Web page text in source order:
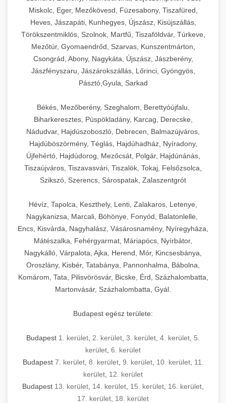
Miskolc, Eger, Mezőkövesd, Füzesabony, Tiszafüred,
Heves, Jászapáti, Kunhegyes, Újszász, Kisújszállás,
Törökszentmiklós, Szolnok, Martfű, Tiszaföldvár, Túrkeve,
Mezőtúr, Gyomaendrőd, Szarvas, Kunszentmárton,
Csongrád, Abony, Nagykáta, Újszász, Jászberény,
Jászfényszaru, Jászárokszállás, Lőrinci, Gyöngyös,
Pásztó,Gyula, Sarkad
Békés, Mezőberény, Szeghalom, Berettyóújfalu,
Biharkeresztes, Püspökladány, Karcag, Derecske,
Nádudvar, Hajdúszoboszló, Debrecen, Balmazújváros,
Hajdúböszörmény, Téglás, Hajdúhadház, Nyíradony,
Újfehértó, Hajdúdorog, Mezőcsát, Polgár, Hajdúnánás,
Tiszaújváros, Tiszavasvári, Tiszalök, Tokaj, Felsőzsolca,
Szikszó, Szerencs, Sárospatak, Zalaszentgrót
Hévíz, Tapolca, Keszthely, Lenti, Zalakaros, Letenye,
Nagykanizsa, Marcali, Böhönye, Fonyód, Balatonlelle,
Encs, Kisvárda, Nagyhalász, Vásárosnamény, Nyíregyháza,
Mátészalka, Fehérgyarmat, Máriapócs, Nyírbátor,
Nagykálló, Várpalota, Ajka, Herend, Mór, Kincsesbánya,
Oroszlány, Kisbér, Tatabánya, Pannonhalma, Bábolna,
Komárom, Tata, Pilisvörösvár, Bicske, Érd, Százhalombatta,
Martonvásár, Százhalombatta, Gyál.
Budapest egész területe:
Budapest 1. kerület 2. kerület 3. kerület 4. kerület 5.
kerület 6. kerület
Budapest 7. kerület, 8. kerület, 9. kerület, 10. kerület, 11.
kerület 12. kerület
Budapest 13. kerület 14. kerület 15. kerület 16. kerület
17. kerület 18. kerület